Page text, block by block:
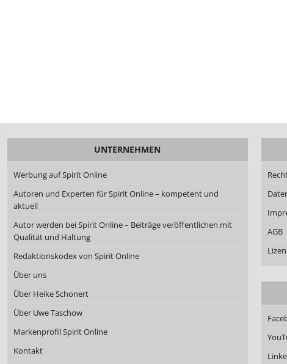
UNTERNEHMEN
Werbung auf Spirit Online
Autoren und Experten für Spirit Online – kompetent und
aktuell
Autor werden bei Spirit Online – Beiträge veröffentlichen mit
Qualität und Haltung
Redaktionskodex von Spirit Online
Über uns
Über Heike Schonert
Über Uwe Taschow
Markenprofil Spirit Online
Kontakt
AGB